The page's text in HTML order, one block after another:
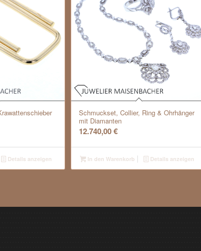
Details anzeigen
Schmuckset, Collier, Ring & Ohrhänger
mit Diamanten
12.740,00€
In den Warenkorb Details anzeigen